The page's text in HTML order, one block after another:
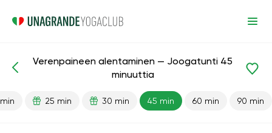
Paine
Verenpaineen alentaminen — Joogatunti 45
minuuttia
25 min 30 min 45 min 60 min 90 min